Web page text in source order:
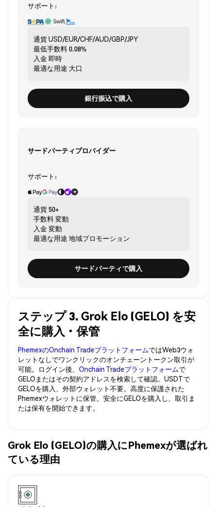
サポート:
通貨USD/EUR/CHF/AUD/GBP/JPY
最低手数料0.08%
入金 即時
最適な用途 大口
銀行振込で購入
サードパーティプロバイダー
サポート:
通貨 50+
手数料変動
入金 変動
最適な用途 地域プロモーション
サードパーティで購入
ステップ 3. Grok Elo (GELO) を安
全に購入・保管
PhemexのOnchain TradeプラットフォームではWeb3ウォ
レットなしでワンクリックのオンチェーントークン取引が
可能。ログイン後、 Onchain Tradeプラットフォームで
GELOまたはその契約アドレスを検索して確認。USDTで
GELOを購入、外部ウォレット不要。高度に保護された
Phemexウォレットに保管。安全にGELOを購入し、取引ま
たは保有を開始できます。
Grok Elo (GELO)の購入にPhemexが選ばれ
ている理由